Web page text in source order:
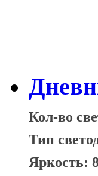
Кол-во
Тип
Яркость: